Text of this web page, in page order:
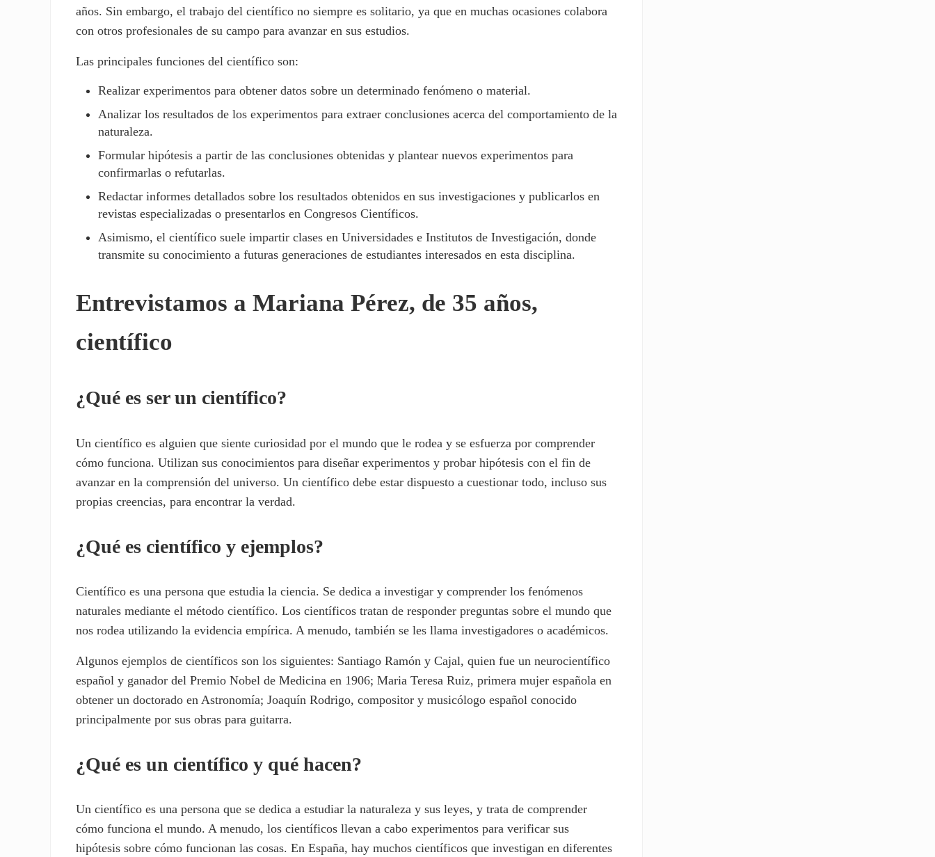
años. Sin embargo, el trabajo del científico no siempre es solitario, ya que en muchas ocasiones colabora
con otros profesionales de su campo para avanzar en sus estudios.
Las principales funciones del científico son:
Realizar experimentos para obtener datos sobre un determinado fenómeno o material.
Analizar los resultados de los experimentos para extraer conclusiones acerca del comportamiento de la
naturaleza.
Formular hipótesis a partir de las conclusiones obtenidas y plantear nuevos experimentos para
confirmarlas o refutarlas.
Redactar informes detallados sobre los resultados obtenidos en sus investigaciones y publicarlos en
revistas especializadas o presentarlos en Congresos Científicos.
Asimismo, el científico suele impartir clases en Universidades e Institutos de Investigación, donde
transmite su conocimiento a futuras generaciones de estudiantes interesados en esta disciplina.
Entrevistamos a Mariana Pérez, de 35 años,
científico
¿Qué es ser un científico?
Un científico es alguien que siente curiosidad por el mundo que le rodea y se esfuerza por comprender
cómo funciona. Utilizan sus conocimientos para diseñar experimentos y probar hipótesis con el fin de
avanzar en la comprensión del universo. Un científico debe estar dispuesto a cuestionar todo, incluso sus
propias creencias, para encontrar la verdad.
¿Qué es científico y ejemplos?
Científico es una persona que estudia la ciencia. Se dedica a investigar y comprender los fenómenos
naturales mediante el método científico. Los científicos tratan de responder preguntas sobre el mundo que
nos rodea utilizando la evidencia empírica. A menudo, también se les llama investigadores o académicos.
Algunos ejemplos de científicos son los siguientes: Santiago Ramón y Cajal, quien fue un neurocientífico
español y ganador del Premio Nobel de Medicina en 1906; Maria Teresa Ruiz, primera mujer española en
obtener un doctorado en Astronomía; Joaquín Rodrigo, compositor y musicólogo español conocido
principalmente por sus obras para guitarra.
¿Qué es un científico y qué hacen?
Un científico es una persona que se dedica a estudiar la naturaleza y sus leyes, y trata de comprender
cómo funciona el mundo. A menudo, los científicos llevan a cabo experimentos para verificar sus
hipótesis sobre cómo funcionan las cosas. En España, hay muchos científicos que investigan en diferentes